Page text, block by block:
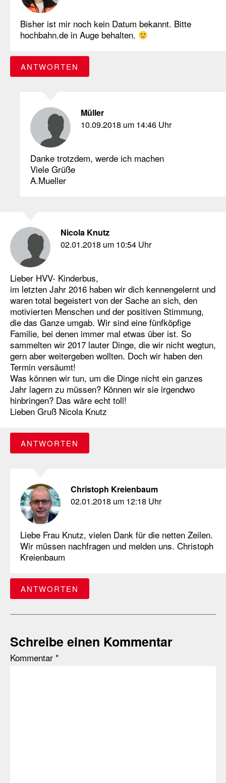
Bisher ist mir noch kein Datum bekannt. Bitte
hochbahn.de in Auge behalten.
ANTWORTEN
Müller
10.09.2018 um 14:46 Uhr
Danke trotzdem, werde ich machen
Viele Grüße
A.Mueller
Nicola Knutz
02.01.2018 um 10:54 Uhr
Lieber HVV- Kinderbus,
im letzten Jahr 2016 haben wir dich kennengelernt und
waren total begeistert von der Sache an sich, den
motivierten Menschen und der positiven Stimmung,
die das Ganze umgab. Wir sind eine fünfköpfige
Familie, bei denen immer mal etwas über ist. So
sammelten wir 2017 lauter Dinge, die wir nicht wegtun,
gern aber weitergeben wollten. Doch wir haben den
Termin versäumt!
Was können wir tun, um die Dinge nicht ein ganzes
Jahr lagern zu müssen? Können wir sie irgendwo
hinbringen? Das wäre echt toll!
Lieben Gruß Nicola Knutz
ANTWORTEN
Christoph Kreienbaum
02.01.2018 um 12:18 Uhr
Liebe Frau Knutz, vielen Dank für die netten Zeilen.
Wir müssen nachfragen und melden uns. Christoph
Kreienbaum
ANTWORTEN
Schreibe einen Kommentar
Kommentar *